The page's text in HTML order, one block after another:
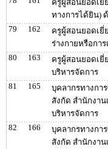
ครูผู้สอนยอดเยี่
ทางการได้ยิน)
79
162
ครูผู้สอนยอดเยี่
ร่างกายหรือกา
80
163
ครูผู้สอนยอดเยี่
บริหารจัดการ
81
165
บุคลากรทางกา
สังกัด สำนักงา
บริหารจัดการ
82 166
บุคลากรทางกา
สังกัด สำนักงา